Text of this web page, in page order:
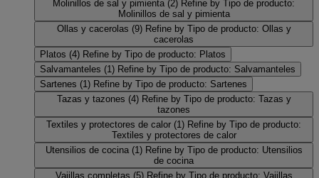
Molinillos de sal y pimienta (2) Refine by Tipo de producto:
Molinillos de sal y pimienta
Ollas y cacerolas (9) Refine by Tipo de producto: Ollas y
cacerolas
Platos (4) Refine by Tipo de producto: Platos
Salvamanteles (1) Refine by Tipo de producto: Salvamanteles
Sartenes (1) Refine by Tipo de producto: Sartenes
Tazas y tazones (4) Refine by Tipo de producto: Tazas y
tazones
Textiles y protectores de calor (1) Refine by Tipo de producto:
Textiles y protectores de calor
Utensilios de cocina (1) Refine by Tipo de producto: Utensilios
de cocina
Vajillas completas (5) Refine by Tipo de producto: Vajillas